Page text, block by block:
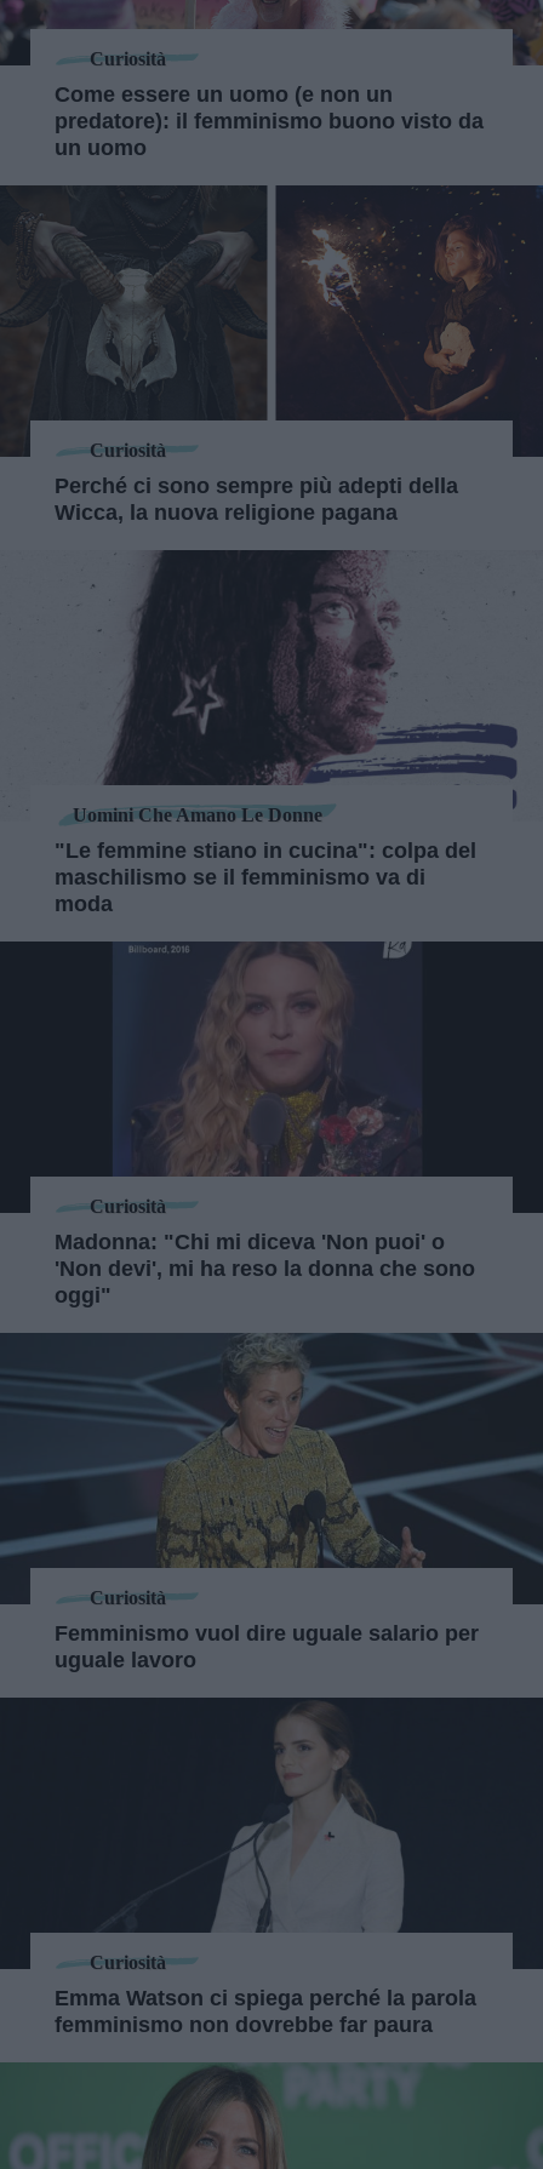
Curiosità
Come essere un uomo (e non un
predatore): il femminismo buono visto da
un uomo
Curiosità
Perché ci sono sempre più adepti della
Wicca, la nuova religione pagana
Uomini Che Amano Le Donne
"Le femmine stiano in cucina": colpa del
maschilismo se il femminismo va di
moda
Curiosità
Madonna: "Chi mi diceva 'Non puoi' o
'Non devi', mi ha reso la donna che sono
oggi"
Curiosità
Femminismo vuol dire uguale salario per
uguale lavoro
Curiosità
Emma Watson ci spiega perché la parola
femminismo non dovrebbe far paura